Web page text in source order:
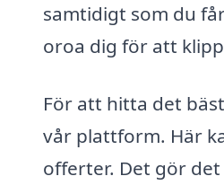
samtidigt som du
oroa dig för att
För att hitta det
vår plattform. Här
offerter. Det gör